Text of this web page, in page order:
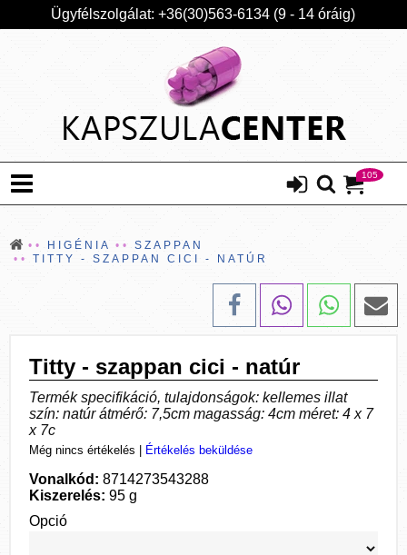
Ügyfélszolgálat: +36(30)563-6134 (9 - 14 óráig)
105
HIGÉNIA
SZAPPAN
TITTY - SZAPPAN CICI - NATÚR
Titty - szappan cici - natúr
Termék specifikáció, tulajdonságok: kellemes illat
szín: natúr átmérő: 7,5cm magasság: 4cm méret: 4 x 7
x 7c
Még nincs értékelés Értékelés beküldése
Vonalkód: 8714273543288
Kiszerelés: 95 g
Opció